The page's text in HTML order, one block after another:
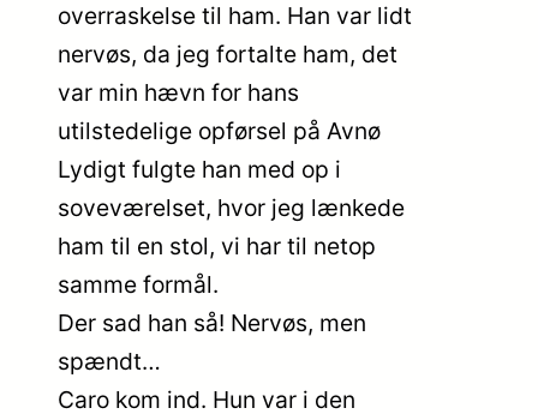
overraskelse til ham. Han var lidt
nervøs, da jeg fortalte ham, det
var min hævn for hans
utilstedelige opførsel på Avnø
Lydigt fulgte han med op i
soveværelset, hvor jeg lænkede
ham til en stol, vi har til netop
samme formål.
Der sad han så! Nervøs, men
spændt…
Caro kom ind. Hun var i den